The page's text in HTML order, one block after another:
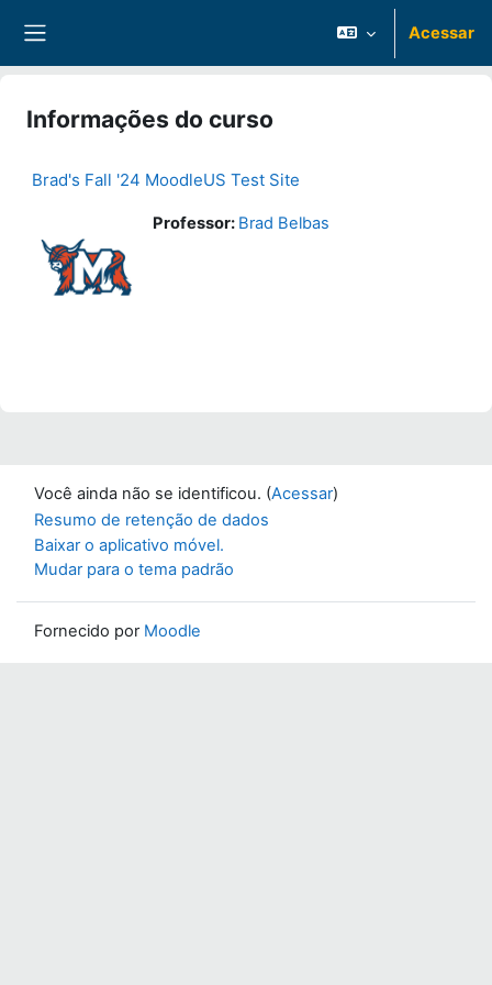
Acessar
Informações do curso
Brad's Fall '24 MoodleUS Test Site
Professor: Brad Belbas
Você ainda não se identificou. (Acessar)
Resumo de retenção de dados
Baixar o aplicativo móvel.
Mudar para o tema padrão
Fornecido por Moodle